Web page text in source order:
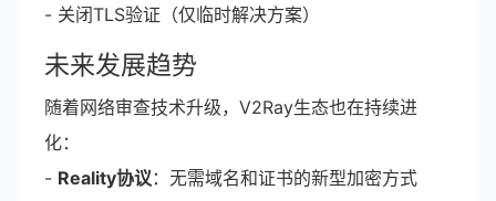
- 关闭TLS验证（仅临时解决方案）
未来发展趋势
随着网络审查技术升级，V2Ray生态也在持续进
化：
- Reality协议：无需域名和证书的新型加密方式